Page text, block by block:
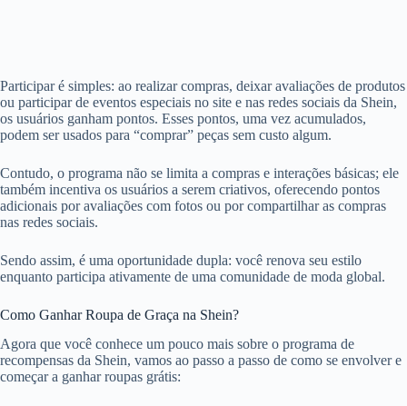
Participar é simples: ao realizar compras, deixar avaliações de produtos
ou participar de eventos especiais no site e nas redes sociais da Shein,
os usuários ganham pontos. Esses pontos, uma vez acumulados,
podem ser usados para “comprar” peças sem custo algum.
Contudo, o programa não se limita a compras e interações básicas; ele
também incentiva os usuários a serem criativos, oferecendo pontos
adicionais por avaliações com fotos ou por compartilhar as compras
nas redes sociais.
Sendo assim, é uma oportunidade dupla: você renova seu estilo
enquanto participa ativamente de uma comunidade de moda global.
Como Ganhar Roupa de Graça na Shein?
Agora que você conhece um pouco mais sobre o programa de
recompensas da Shein, vamos ao passo a passo de como se envolver e
começar a ganhar roupas grátis: